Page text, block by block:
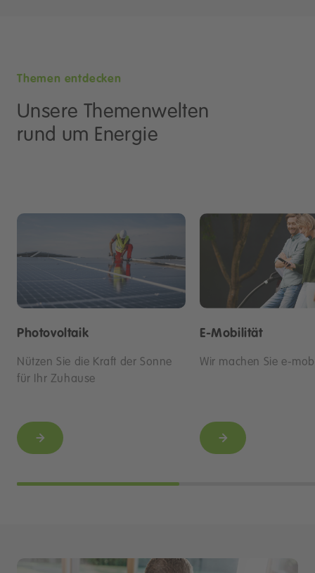
Themen entdecken
Unsere Themenwelten
rund um Energie
Photovoltaik
Nützen Sie die Kraft der Sonne
für Ihr Zuhause
E-Mobilität
Wir machen Sie e-